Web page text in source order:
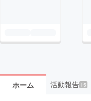
ホーム 活動報告15